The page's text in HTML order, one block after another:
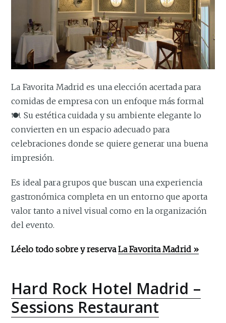
La Favorita Madrid es una elección acertada para
comidas de empresa con un enfoque más formal
🍽️. Su estética cuidada y su ambiente elegante lo
convierten en un espacio adecuado para
celebraciones donde se quiere generar una buena
impresión.
Es ideal para grupos que buscan una experiencia
gastronómica completa en un entorno que aporta
valor tanto a nivel visual como en la organización
del evento.
Léelo todo sobre y reservaLa Favorita Madrid »
Hard Rock Hotel Madrid –
Sessions Restaurant